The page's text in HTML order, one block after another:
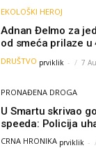
EKOLOŠKI HEROJ
Adnan Đelmo za
od smeća prilaze
grada: “Danas
čistio sam sliku o
DRUŠTVO prviklik - 7
PRONAĐENA DROGA
U Smartu skrivao
speeda: Policija
Hercegovine
CRNA HRONIKA prviklik -